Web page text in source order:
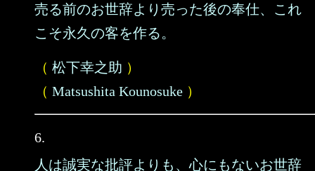
売る前のお世辞より売った後の奉仕、これ
こそ永久の客を作る。
（ 松下幸之助 ）
（ Matsushita Kounosuke ）
6.
人は誠実な批評よりも、心にもないお世辞